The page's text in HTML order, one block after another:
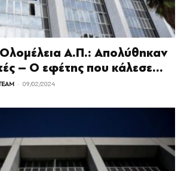
Ολομέλεια Α.Π.: Απολύθηκαν
– Ο εφέτης που κάλεσε...
- 09/02/2024